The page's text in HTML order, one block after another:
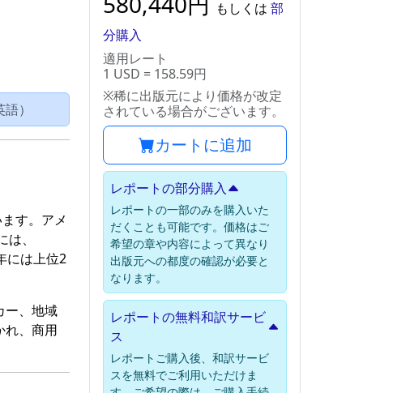
）
す。アメ
、
には上位2
ー、地域
れ、商用
もしくは 部
分購入
適用レート
1 USD = 158.59円
※稀に出版元により価格が改定
されている場合がございます。
カートに追加
レポートの部分購入
レポートの一部のみを購入いた
だくことも可能です。価格はご
希望の章や内容によって異なり
出版元への都度の確認が必要と
なります。
レポートの無料和訳サービ
ス
レポートご購入後、和訳サービ
スを無料でご利用いただけま